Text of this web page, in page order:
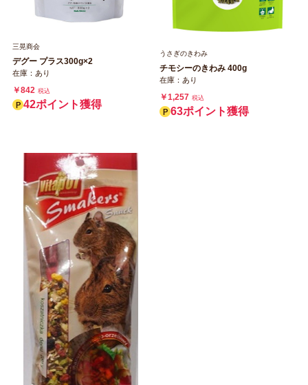
三晃商会
デグー プラス300g×2
在庫：あり
￥842 税込
42ポイント獲得
うさぎのきわみ
チモシーのきわみ 400g
在庫：あり
￥1,257 税込
63ポイント獲得